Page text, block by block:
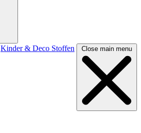
Kinder & Deco Stoffen Close main menu